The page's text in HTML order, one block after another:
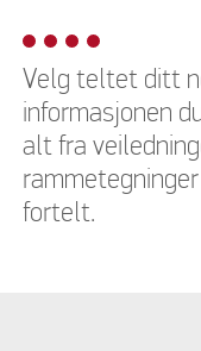
Velg teltet ditt
informasjonen
alt fra
fortelt.